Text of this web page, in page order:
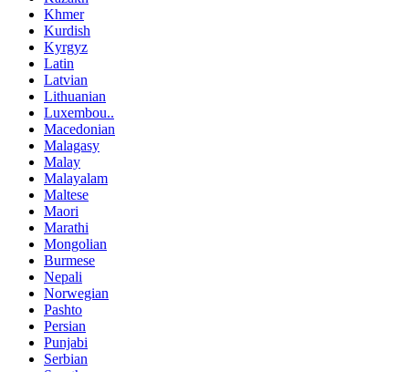
Khmer
Kurdish
Kyrgyz
Latin
Latvian
Lithuanian
Luxembou..
Macedonian
Malagasy
Malay
Malayalam
Maltese
Maori
Marathi
Mongolian
Burmese
Nepali
Norwegian
Pashto
Persian
Punjabi
Serbian